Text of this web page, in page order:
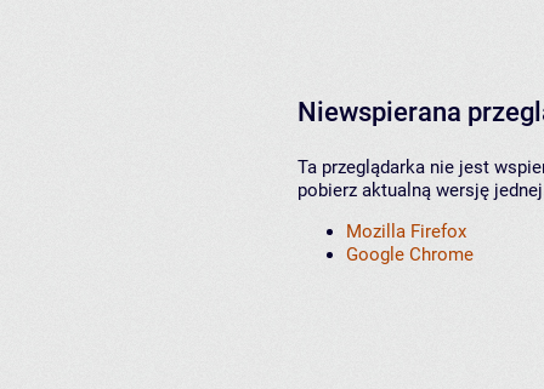
Niewspierana
Ta przeglądarka nie jest
pobierz aktualną wersję
Mozilla Firefox
Google Chrome